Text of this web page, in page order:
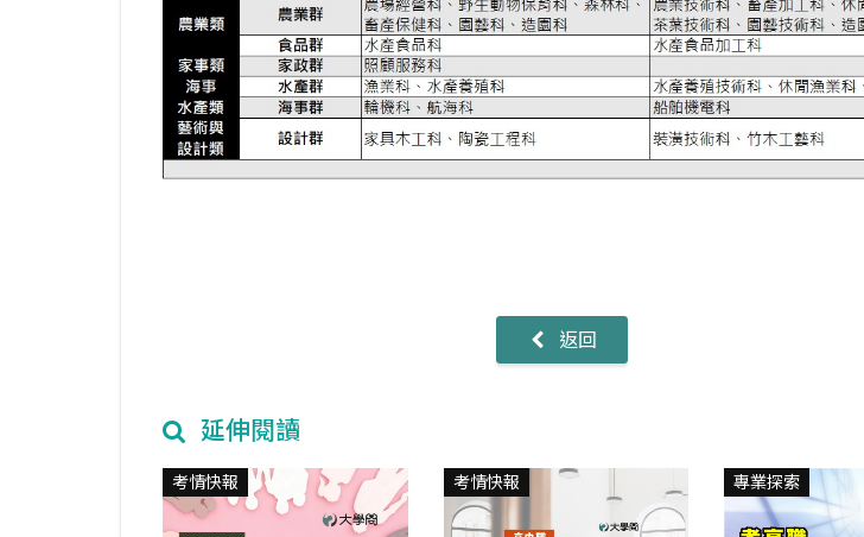
返回
延伸閱讀
考情快報 考情快報 專業探索